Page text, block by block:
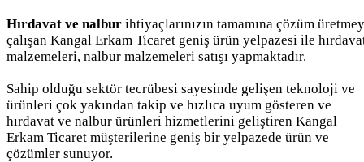
Hırdavat ve nalbur ihtiyaçlarınızın tamamına çözüm
çalışan Kangal Erkam Ticaret geniş ürün yelpazesi ile
malzemeleri, nalbur malzemeleri satışı yapmaktadır.
Sahip olduğu sektör tecrübesi sayesinde gelişen teknoloji ve
ürünleri çok yakından takip ve hızlıca uyum gösteren ve
hırdavat ve nalbur ürünleri hizmetlerini geliştiren Kangal
Erkam Ticaret müşterilerine geniş bir yelpazede ürün ve
çözümler sunuyor.